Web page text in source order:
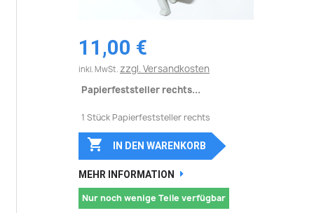
11,00 €
inkl. MwSt. zzgl. Versandkosten
Papierfeststeller rechts...
1 Stück Papierfeststeller rechts
 IN DEN WARENKORB
MEHR INFORMATION
Nur noch wenige Teile verfügbar